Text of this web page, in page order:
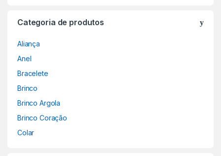
Categoria de produtos
Aliança
Anel
Bracelete
Brinco
Brinco Argola
Brinco Coração
Colar